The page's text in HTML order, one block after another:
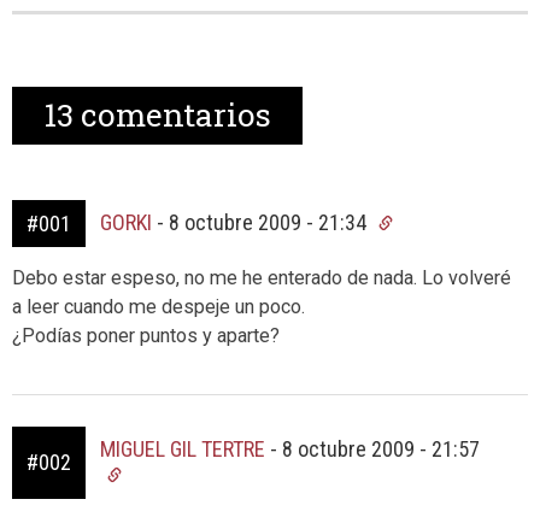
13 comentarios
#001 GORKI - 8 octubre 2009 - 21:34
Debo estar espeso, no me he enterado de nada. Lo volveré
a leer cuando me despeje un poco.
¿Podías poner puntos y aparte?
#002
MIGUEL GIL TERTRE - 8 octubre 2009 - 21:57